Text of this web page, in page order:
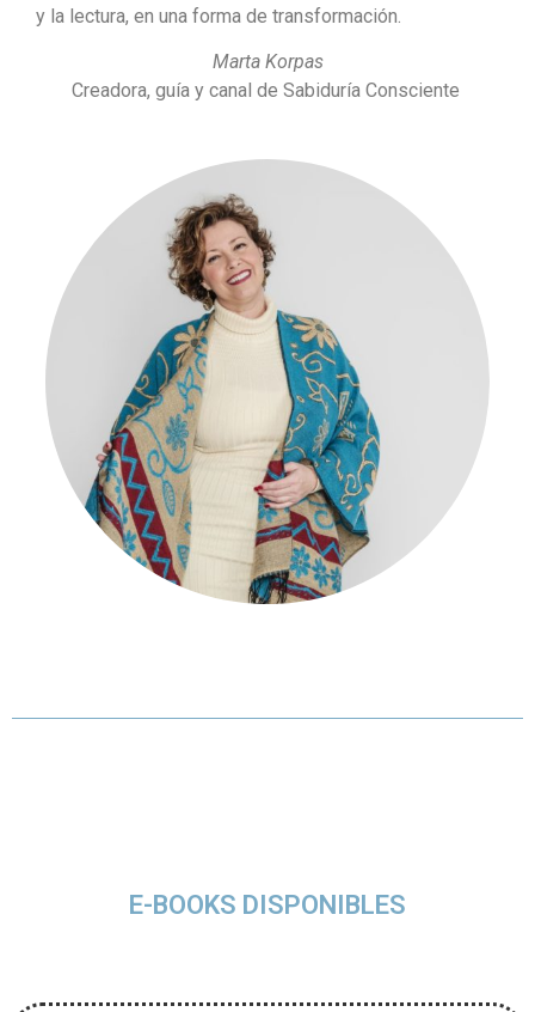
y la lectura, en una forma de transformación.
Marta Korpas
Creadora, guía y canal de Sabiduría Consciente
E-BOOKS DISPONIBLES